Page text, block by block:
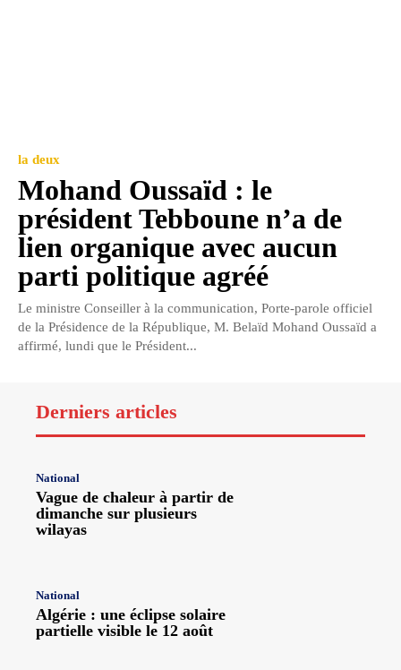
la deux
Mohand Oussaïd : le
président Tebboune n’a de
lien organique avec aucun
parti politique agréé
Le ministre Conseiller à la communication, Porte-parole officiel
de la Présidence de la République, M. Belaïd Mohand Oussaïd a
affirmé, lundi que le Président...
Derniers articles
National
Vague de chaleur à partir de
dimanche sur plusieurs
wilayas
National
Algérie : une éclipse solaire
partielle visible le 12 août